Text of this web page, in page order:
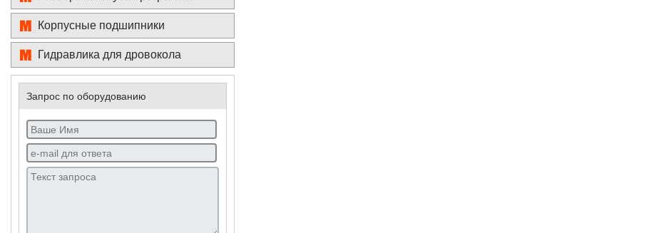
Корпусные подшипники
Гидравлика для дровокола
Запрос по оборудованию